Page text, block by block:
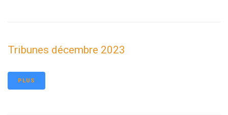
Tribunes décembre 2023
PLUS